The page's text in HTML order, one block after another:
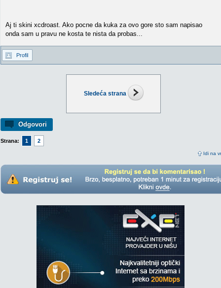
Sledeća strana
Odgovori
Strana: 1 2
Idi na
Aj ti skini xcdroast. Ako pocne da kuka za ovo gore sto sam napisao
onda sam u pravu ne kosta te nista da probas...
Profil